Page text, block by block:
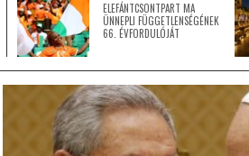
ELEFÁNTCSONTPART MA
ÜNNEPLI FÜGGETLENSÉGÉNEK
66. ÉVFORDULÓJÁT